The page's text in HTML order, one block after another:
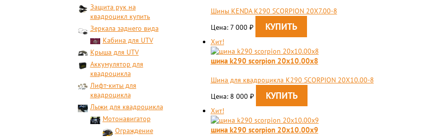
Защита рук на
квадроцикл купить
Зеркала заднего вида
Кабина для UTV
Крыша для UTV
Аккумулятор для
квадроцикла
Лифт-киты для
квадроцикла
Лыжи для квадроцикла
Мотонавигатор
Ограждение
Шины KENDA K290 SCORPION 20X7.00-8
Цена: 7 000 ₽
Хит!
шина k290 scorpion 20x10.00x8
Шина для квадроцикла K290 SCORPION 20X10.00-8
Цена: 8 000 ₽
Хит!
шина k290 scorpion 20x10.00x9